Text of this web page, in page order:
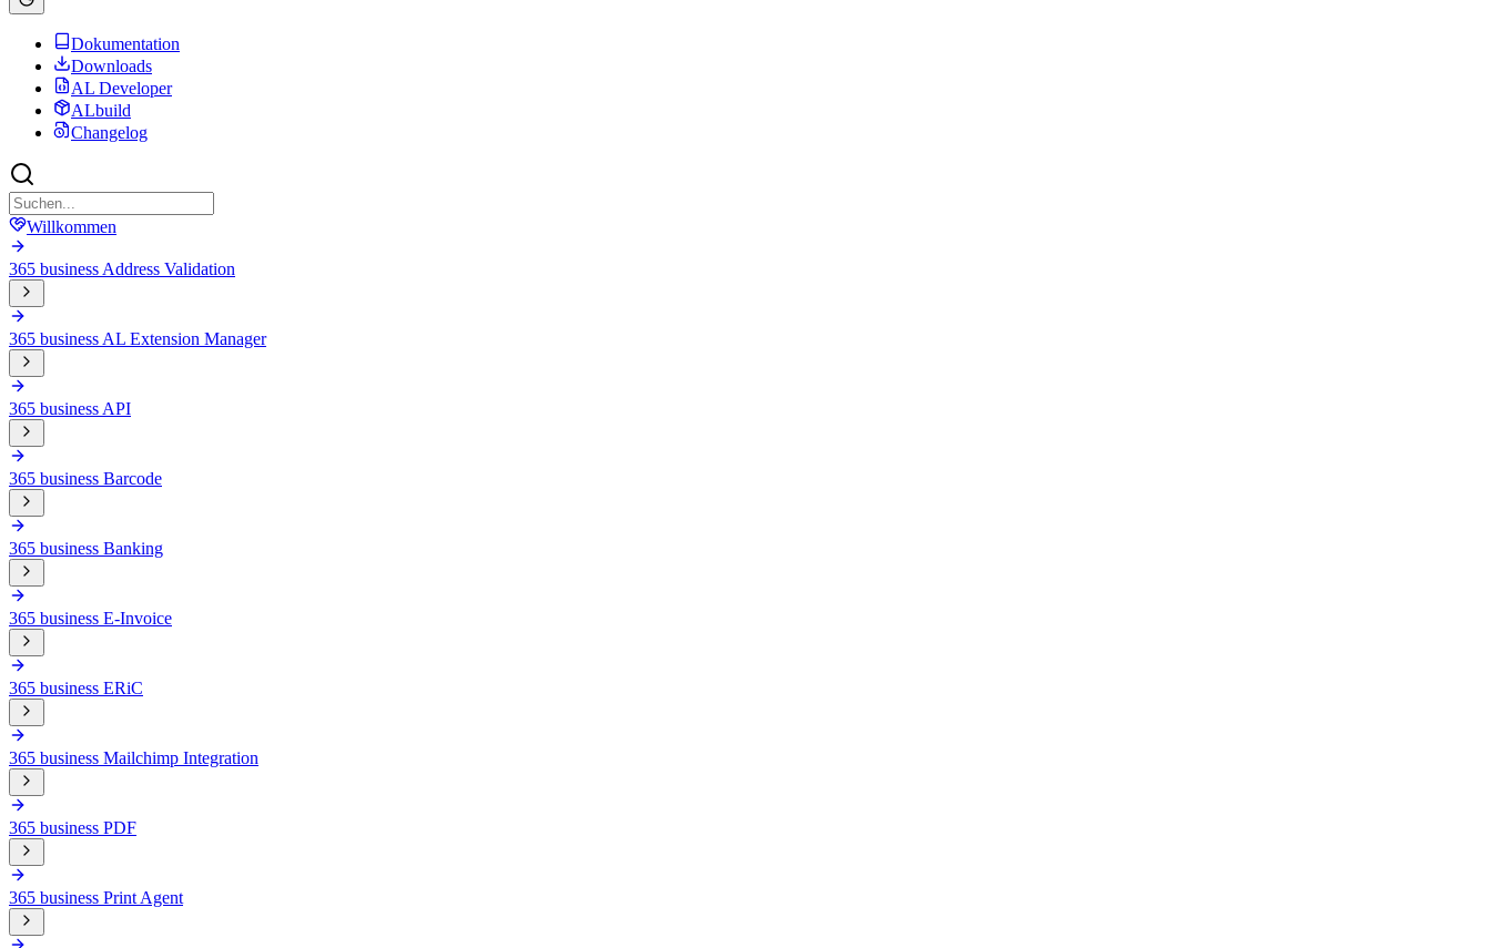
Dokumentation
Downloads
AL Developer
ALbuild
Changelog
Willkommen
365 business Address Validation
365 business AL Extension Manager
365 business API
365 business Barcode
365 business Banking
365 business E-Invoice
365 business ERiC
365 business Mailchimp Integration
365 business PDF
365 business Print Agent